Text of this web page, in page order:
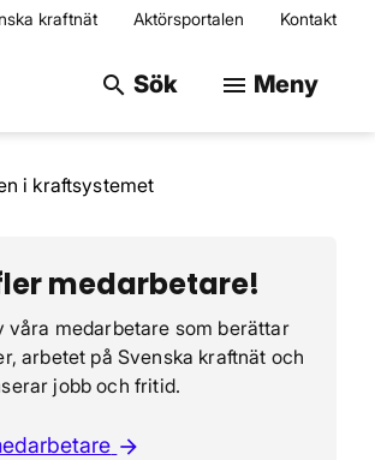
kraftnät Aktörsportalen Kontakt
search Sök Sök på
menu Meny
i kraftsystemet
medarbetare!
våra medarbetare som berättar
arbetet på Svenska kraftnät och
jobb och fritid.
arrow_forward